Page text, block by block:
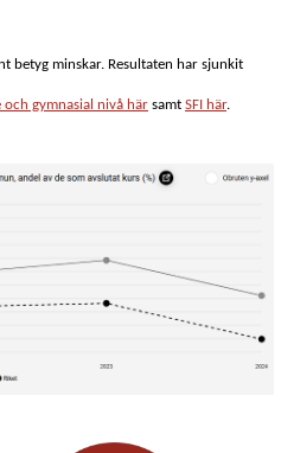
betyg minskar. Resultaten har sjunkit
och gymnasial nivå här samt SFI här.